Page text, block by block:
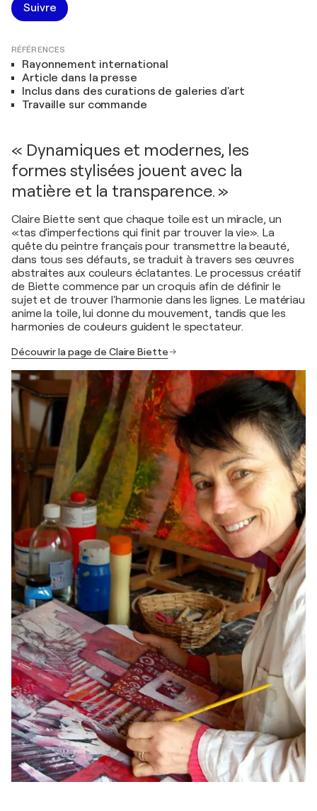
Suivre
RÉFÉRENCES
Rayonnement international
Article dans la presse
Inclus dans des curations de galeries d'art
Travaille sur commande
« Dynamiques et modernes, les
formes stylisées jouent avec la
matière et la transparence. »
Claire Biette sent que chaque toile est un miracle, un
«tas d'imperfections qui finit par trouver la vie». La
quête du peintre français pour transmettre la beauté,
dans tous ses défauts, se traduit à travers ses œuvres
abstraites aux couleurs éclatantes. Le processus créatif
de Biette commence par un croquis afin de définir le
sujet et de trouver l'harmonie dans les lignes. Le matériau
anime la toile, lui donne du mouvement, tandis que les
harmonies de couleurs guident le spectateur.
Découvrir la page de Claire Biette